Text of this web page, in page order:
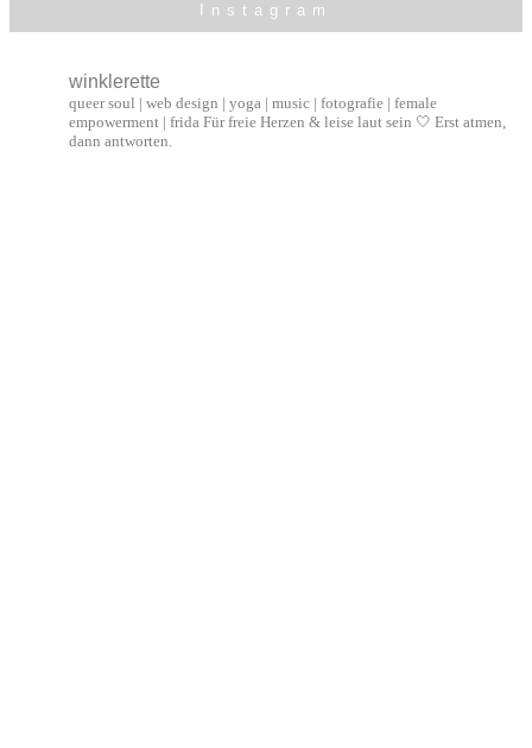
Instagram
winklerette
queer soul | web design | yoga | music | fotografie | female
empowerment | frida Für freie Herzen & leise laut sein 🤍 Erst atmen,
dann antworten.